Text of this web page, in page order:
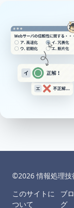
©︎2026情報処理技
このサイトに
ついて
ブロ
グ